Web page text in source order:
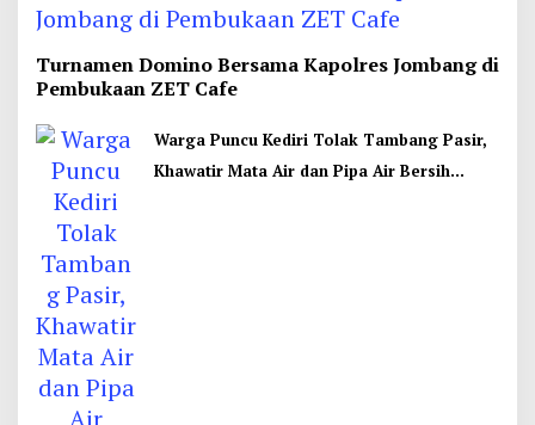
Turnamen Domino Bersama Kapolres Jombang di
Pembukaan ZET Cafe
Warga Puncu Kediri Tolak Tambang Pasir,
Khawatir Mata Air dan Pipa Air Bersih